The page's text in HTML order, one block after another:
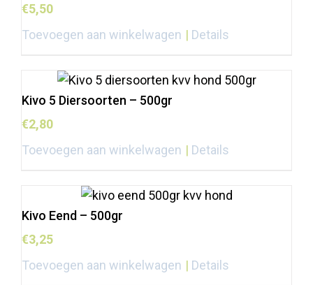
€5,50
Toevoegen aan winkelwagen
Details
Kivo 5 Diersoorten – 500gr
€2,80
Toevoegen aan winkelwagen
Details
Kivo Eend – 500gr
€3,25
Toevoegen aan winkelwagen
Details